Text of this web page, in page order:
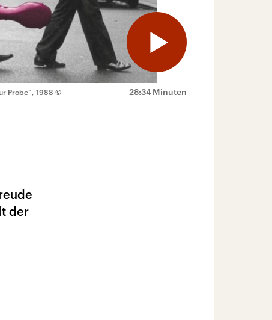
28:34 Minuten
Probe“, 1988 ©
der